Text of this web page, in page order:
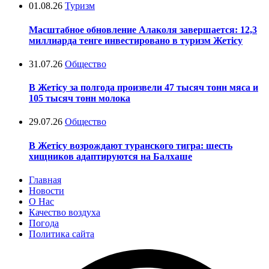
01.08.26 Туризм
Масштабное обновление Алаколя завершается: 12,3
миллиарда тенге инвестировано в туризм Жетісу
31.07.26 Общество
В Жетісу за полгода произвели 47 тысяч тонн мяса и
105 тысяч тонн молока
29.07.26 Общество
В Жетісу возрождают туранского тигра: шесть
хищников адаптируются на Балхаше
Главная
Новости
О Нас
Качество воздуха
Погода
Политика сайта